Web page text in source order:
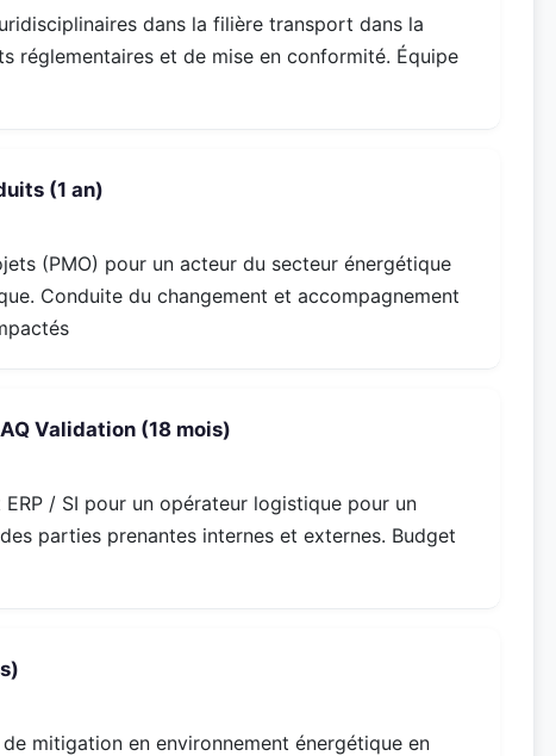
dans la filière transport dans la
réglementaires et de mise en conformité. Équipe
(1 an)
(PMO) pour un acteur du secteur énergétique
Conduite du changement et accompagnement
Validation (18 mois)
/ SI pour un opérateur logistique pour un
parties prenantes internes et externes. Budget
mitigation en environnement énergétique en